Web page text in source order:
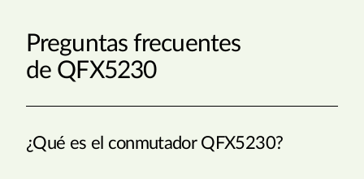
Preguntas frecuentes
de QFX5230
¿Qué es el conmutador QFX5230?